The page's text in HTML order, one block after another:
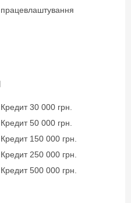
працевлаштування
Кредит 30 000 грн.
Кредит 50 000 грн.
Кредит 150 000 грн.
Кредит 250 000 грн.
Кредит 500 000 грн.